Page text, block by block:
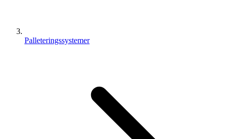
Palleteringssystemer